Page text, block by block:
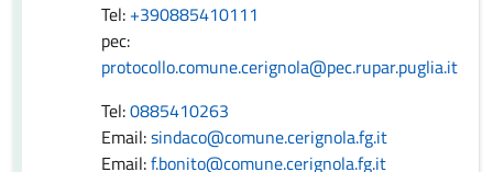
Tel: +390885410111
pec:
protocollo.comune.cerignola@pec.rupar.puglia.it
Tel:0885410263
Email:sindaco@comune.cerignola.fg.it
Email:f.bonito@comune.cerignola.fg.it